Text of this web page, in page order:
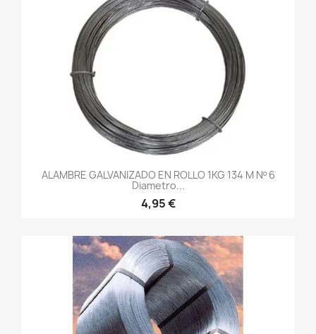
ALAMBRE GALVANIZADO EN ROLLO 1KG 134 M Nº 6
Diametro...
4,95 €